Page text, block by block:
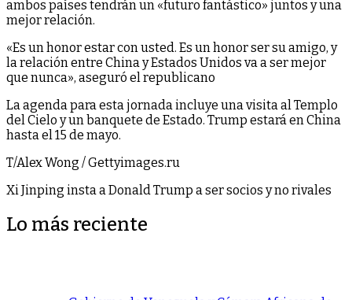
ambos países tendrán un «futuro fantástico» juntos y una
mejor relación.
«Es un honor estar con usted. Es un honor ser su amigo, y
la relación entre China y Estados Unidos va a ser mejor
que nunca», aseguró el republicano
La agenda para esta jornada incluye una visita al Templo
del Cielo y un banquete de Estado. Trump estará en China
hasta el 15 de mayo.
T/Alex Wong / Gettyimages.ru
Xi Jinping insta a Donald Trump a ser socios y no rivales
Lo más reciente